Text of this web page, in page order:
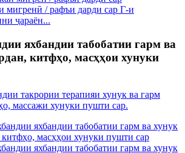
мигренӣ / рафъи дарди сар Г-и
ҷараён...
яхбандии табобатии гарм ва
китфҳо, масҳҳои хунуки